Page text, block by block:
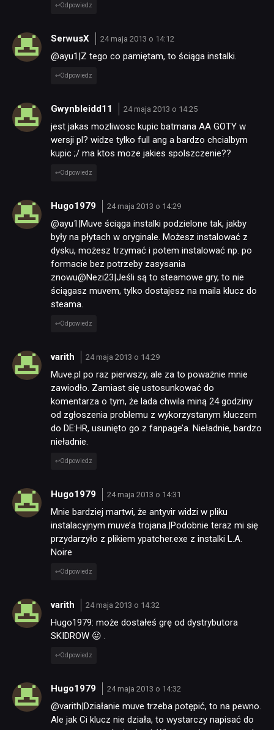
Odpowiedz
SerwusX 24 maja 2013 o 14:12
@ayu1|Z tego co pamiętam, to ściąga instalki.
Odpowiedz
Gwynbleidd11 24 maja 2013 o 14:25
jest jakas mozliwosc kupic batmana AA GOTY w
wersji pl? widze tylko full ang a bardzo chcialbym
kupic ;/ ma ktos moze jakies spolszczenie??
Odpowiedz
Hugo1979 24 maja 2013 o 14:29
@ayu1|Muve ściąga instalki podzielone tak, jakby
były na płytach w oryginale. Możesz instalować z
dysku, możesz trzymać i potem instalować np. po
formacie bez potrzeby zasysania
znowu@Nezi23|Jeśli są to steamowe gry, to nie
ściągasz muvem, tylko dostajesz na maila klucz do
steama.
Odpowiedz
varith 24 maja 2013 o 14:29
Muve.pl po raz pierwszy, ale za to poważnie mnie
zawiodło. Zamiast się ustosunkować do
komentarza o tym, że lada chwila miną 24 godziny
od zgłoszenia problemu z wykorzystanym kluczem
do DE:HR, usunięto go z fanpage’a. Nieładnie, bardzo
nieładnie.
Odpowiedz
Hugo1979 24 maja 2013 o 14:31
Mnie bardziej martwi, że antyvir widzi w pliku
instalacyjnym muve’a trojana.|Podobnie teraz mi się
przydarzyło z plikiem ypatcher.exe z instalki L.A.
Noire
Odpowiedz
varith 24 maja 2013 o 14:32
Hugo1979: może dostałeś grę od dystrybutora
SKIDROW 😛 .
Odpowiedz
Hugo1979 24 maja 2013 o 14:32
@varith|Działanie muve trzeba potępić, to na pewno.
Ale jak Ci klucz nie działa, to wystarczy napisać do